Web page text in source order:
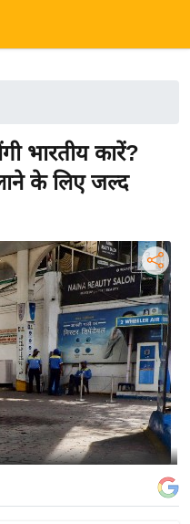
भारतीय कारें?
के लिए जल्द